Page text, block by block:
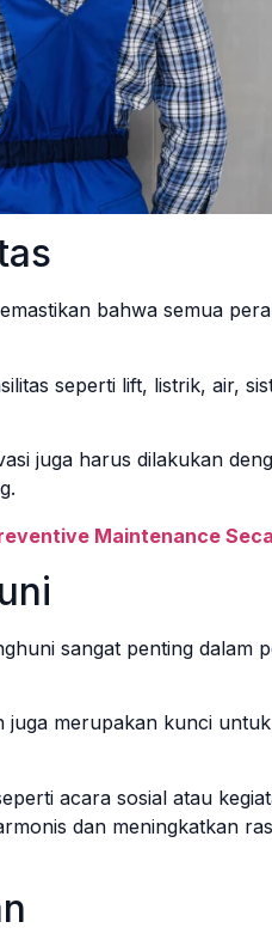
bahwa semua
seperti lift, listrik, air,
juga harus dilakukan
Maintenance
sangat penting dalam
merupakan kunci
acara sosial atau
dan meningkatkan